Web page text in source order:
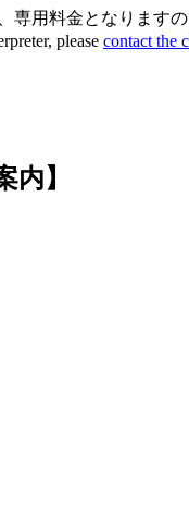
専用料金となります
please contact the
】